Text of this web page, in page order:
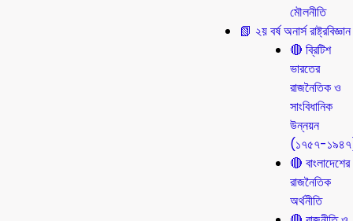
মৌলনীতি
📗 ২য় বর্ষ অনার্স রাষ্ট্রবিজ্ঞান
🔴 ব্রিটিশ
ভারতের
রাজনৈতিক ও
সাংবিধানিক
উন্নয়ন
(১৭৫৭-
🔴 বাংলাদেশের
রাজনৈতিক
অর্থনীতি